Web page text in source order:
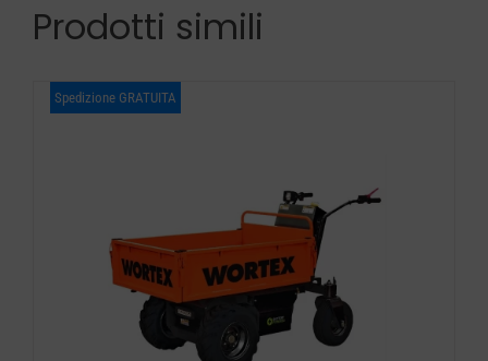
Prodotti simili
Spedizione GRATUITA